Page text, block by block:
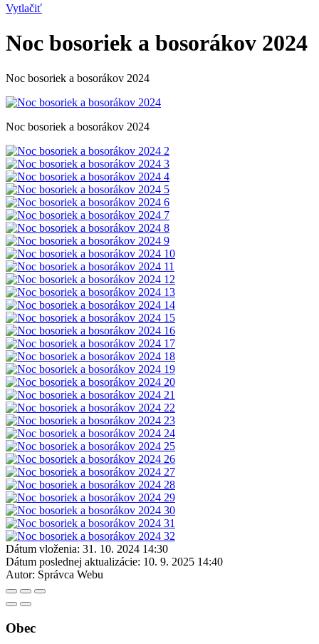
Vytlačiť
Noc bosoriek a bosorákov 2024
Noc bosoriek a bosorákov 2024
Noc bosoriek a bosorákov 2024
Dátum vloženia: 31. 10. 2024 14:30
Dátum poslednej aktualizácie: 10. 9. 2025 14:40
Autor: Správca Webu
Obec